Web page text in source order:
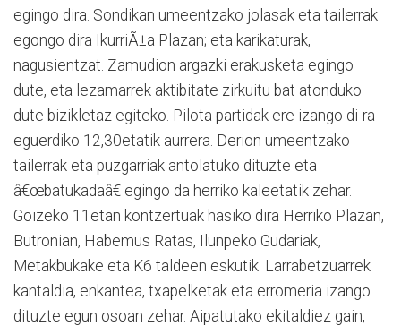
egingo dira. Sondikan umeentzako jolasak eta tailerrak
egongo dira IkurriÃ±a Plazan; eta karikaturak,
nagusientzat. Zamudion argazki erakusketa egingo
dute, eta lezamarrek aktibitate zirkuitu bat atonduko
dute bizikletaz egiteko. Pilota partidak ere izango di-ra
eguerdiko 12,30etatik aurrera. Derion umeentzako
tailerrak eta puzgarriak antolatuko dituzte eta
â€œbatukadaâ€ egingo da herriko kaleetatik zehar.
Goizeko 11etan kontzertuak hasiko dira Herriko Plazan,
Butronian, Habemus Ratas, Ilunpeko Gudariak,
Metakbukake eta K6 taldeen eskutik. Larrabetzuarrek
kantaldia, enkantea, txapelketak eta erromeria izango
dituzte egun osoan zehar. Aipatutako ekitaldiez gain,